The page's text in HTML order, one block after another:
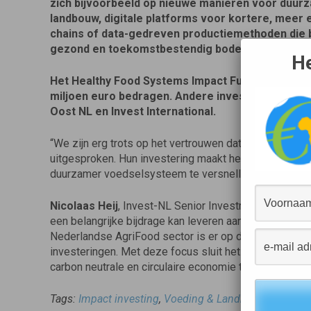
zich bijvoorbeeld op nieuwe manieren voor
landbouw, digitale platforms voor kortere, meer
chains of data-gedreven productiemethoden die
gezond en toekomstbestendig bodemgebruik.
Het Healthy Food Systems Impact Fund II zal naar
miljoen euro bedragen. Andere investeerders die
Oost NL en Invest International.
“We zijn erg trots op het vertrouwen dat Invest-NL
uitgesproken. Hun investering maakt het voor ons
duurzamer voedselsysteem te versnellen.”
Nicolaas Heij, Invest-NL Senior Investment
een belangrijke bijdrage kan leveren aan de
Nederlandse AgriFood sector is er op dit moment
investeringen. Met deze focus sluit het fonds goed
carbon neutrale en circulaire economie te versnellen.
Tags: Impact investing, Voeding & Landbouw